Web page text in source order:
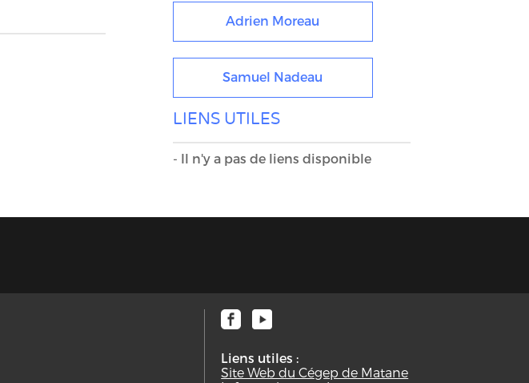
Adrien Moreau
Samuel Nadeau
LIENS UTILES
- Il n'y a pas de liens disponible
Liens utiles :
Site Web du Cégep de Matane